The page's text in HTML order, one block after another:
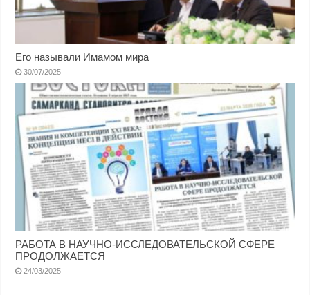
Его называли Имамом мира
30/07/2025
РАБОТА В НАУЧНО-ИССЛЕДОВАТЕЛЬСКОЙ СФЕРЕ
ПРОДОЛЖАЕТСЯ
24/03/2025